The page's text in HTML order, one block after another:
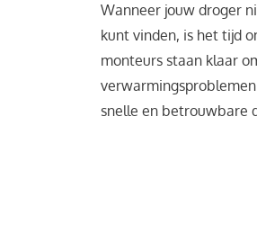
Wanneer jouw droger
kunt vinden, is het tijd
monteurs staan klaar
snelle en betrouwbare